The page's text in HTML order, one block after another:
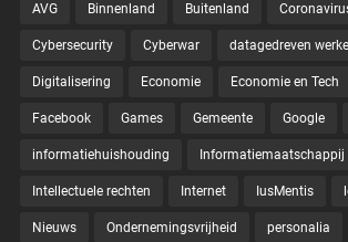
AVG Binnenland Buitenland
Cybersecurity Cyberwar datagedreven
Digitalisering Economie Economie en Tech
Facebook Games Gemeente Google
informatiehuishouding Informatiemaatschappij
Intellectuele rechten Internet IusMentis
Nieuws Ondernemingsvrijheid personalia